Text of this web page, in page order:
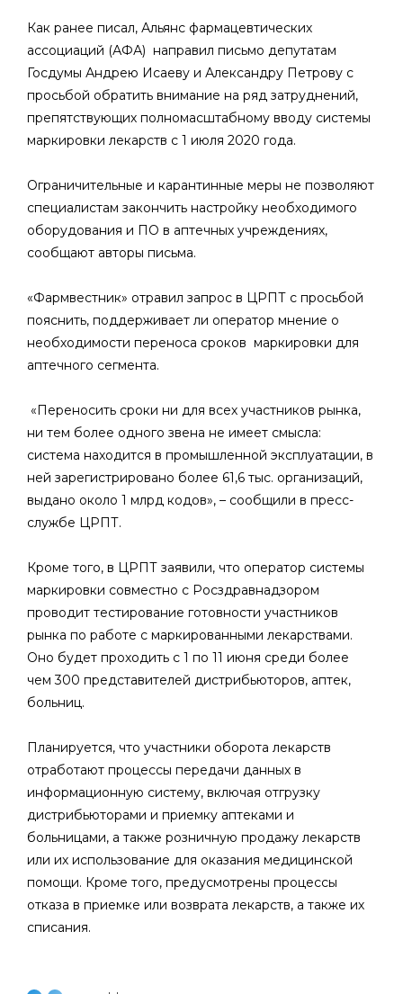
Как ранее писал, Альянс фармацевтических
ассоциаций (АФА) направил письмо депутатам
Госдумы Андрею Исаеву и Александру Петрову с
просьбой обратить внимание на ряд затруднений,
препятствующих полномасштабному вводу системы
маркировки лекарств с 1 июля 2020 года.
Ограничительные и карантинные меры не позволяют
специалистам закончить настройку необходимого
оборудования и ПО в аптечных учреждениях,
сообщают авторы письма.
«Фармвестник» отравил запрос в ЦРПТ с просьбой
пояснить, поддерживает ли оператор мнение о
необходимости переноса сроков маркировки для
аптечного сегмента.
«Переносить сроки ни для всех участников рынка,
ни тем более одного звена не имеет смысла:
система находится в промышленной эксплуатации, в
ней зарегистрировано более 61,6 тыс. организаций,
выдано около 1 млрд кодов», – сообщили в пресс-
службе ЦРПТ.
Кроме того, в ЦРПТ заявили, что оператор системы
маркировки совместно с Росздравнадзором
проводит тестирование готовности участников
рынка по работе с маркированными лекарствами.
Оно будет проходить с 1 по 11 июня среди более
чем 300 представителей дистрибьюторов, аптек,
больниц.
Планируется, что участники оборота лекарств
отработают процессы передачи данных в
информационную систему, включая отгрузку
дистрибьюторами и приемку аптеками и
больницами, а также розничную продажу лекарств
или их использование для оказания медицинской
помощи. Кроме того, предусмотрены процессы
отказа в приемке или возврата лекарств, а также их
списания.